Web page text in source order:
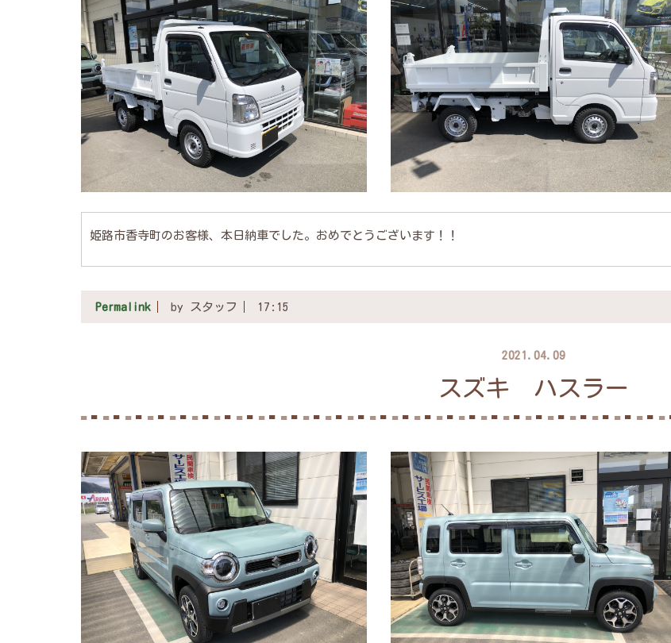
姫路市香寺町のお客様、本日納車でした。おめでとうございます！！
Permalink by スタッフ 17:15
2021.04.09
スズキ ハスラー